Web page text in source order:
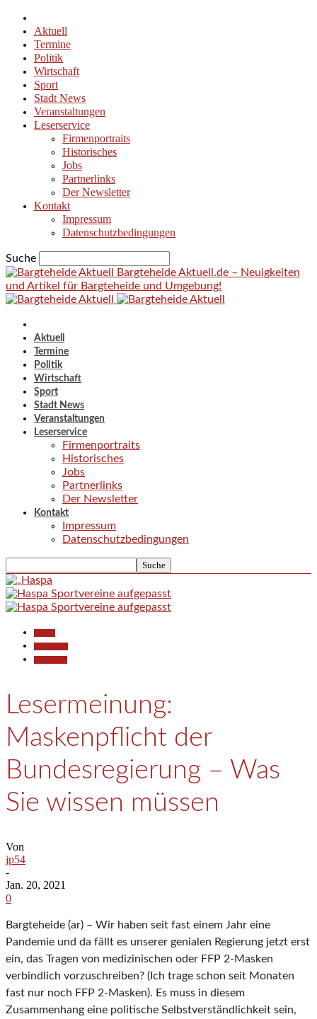
Aktuell
Termine
Politik
Wirtschaft
Sport
Stadt News
Veranstaltungen
Leserservice
Firmenportraits
Historisches
Jobs
Partnerlinks
Der Newsletter
Kontakt
Impressum
Datenschutzbedingungen
Suche
Bargteheide Aktuell.de – Neuigkeiten
und Artikel für Bargteheide und Umgebung!
Aktuell
Termine
Politik
Wirtschaft
Sport
Stadt News
Veranstaltungen
Leserservice
Firmenportraits
Historisches
Jobs
Partnerlinks
Der Newsletter
Kontakt
Impressum
Datenschutzbedingungen
Lesermeinung:
Maskenpflicht der
Bundesregierung – Was
Sie wissen müssen
Von
jp54
-
Jan. 20, 2021
0
Bargteheide (ar) – Wir haben seit fast einem Jahr eine
Pandemie und da fällt es unserer genialen Regierung jetzt erst
ein, das Tragen von medizinischen oder FFP 2-Masken
verbindlich vorzuschreiben? (Ich trage schon seit Monaten
fast nur noch FFP 2-Masken). Es muss in diesem
Zusammenhang eine politische Selbstverständlichkeit sein,